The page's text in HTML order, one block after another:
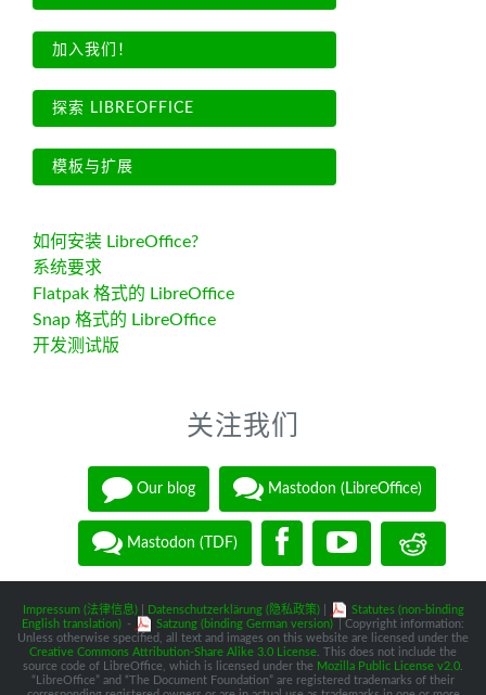
加入我们！
探索 LIBREOFFICE
模板与扩展
如何安装 LibreOffice?
系统要求
Flatpak 格式的 LibreOffice
Snap 格式的 LibreOffice
开发测试版
关注我们
Our blog Mastodon (LibreOffice)
Mastodon (TDF)
Impressum (法律信息)| Datenschutzerklärung (隐私政策)|
Statutes (non-binding
English translation) - Satzung (binding German version)
| Copyright information:
Unless otherwise specified, all text and images on this website are licensed under the
Creative Commons Attribution-Share Alike 3.0 License . This does not include the
source code of LibreOffice, which is licensed under the Mozilla Public License v2.0
“LibreOffice” and “The Document Foundation” are registered trademarks of their